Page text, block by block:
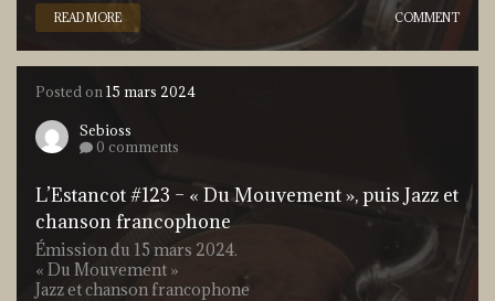
READ MORE COMMENT
Posted on15 mars 2024
Sebioss
0 comments
L’Estancot #123 – « Du Mouvement », puis Jazz et
chanson francophone
Émission du 15 mars 2024.
« Du Mouvement »
Jazz et chanson francophone